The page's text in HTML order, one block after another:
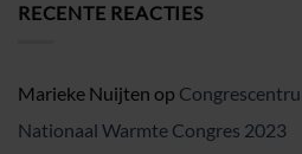
RECENTE REACTIES
Marieke Nuijten op
Nationaal Warmte Congres 2023